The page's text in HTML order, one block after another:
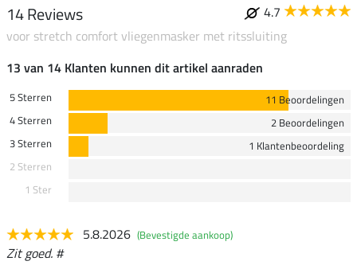
14 Reviews
4.7
voor stretch comfort vliegenmasker met ritssluiting
13 van 14 Klanten kunnen dit artikel aanraden
5 Sterren
11 Beoordelingen
4 Sterren
2 Beoordelingen
3 Sterren
1 Klantenbeoordeling
2 Sterren
1 Ster
5.8.2026 (Bevestigde aankoop)
Zit goed. #